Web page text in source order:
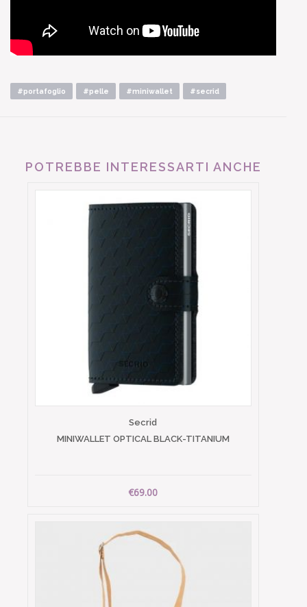
#portafoglio #pelle #miniwallet #secrid
POTREBBE INTERESSARTI ANCHE
Secrid
MINIWALLET OPTICAL BLACK-TITANIUM
€69.00